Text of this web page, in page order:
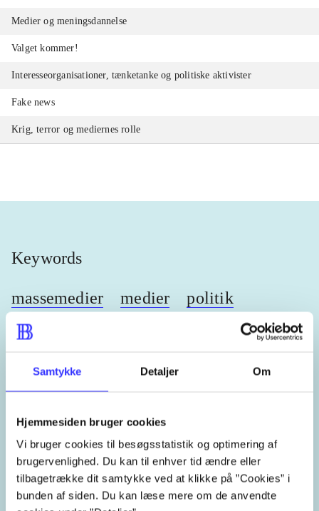
Samtykke Detaljer Om
Hjemmesiden bruger cookies
Vi bruger cookies til besøgsstatistik og optimering af
brugervenlighed. Du kan til enhver tid ændre eller
tilbagetrække dit samtykke ved at klikke på ”Cookies” i
bunden af siden. Du kan læse mere om de anvendte
Medier og meningsdannelse
Valget kommer!
Interesseorganisationer, tænketanke og politiske aktivister
Fake news
Krig, terror og mediernes rolle
Keywords
massemedier medier politik
politisk kommunikation
Related tags
heste børnebøger ridning hestesygdomme